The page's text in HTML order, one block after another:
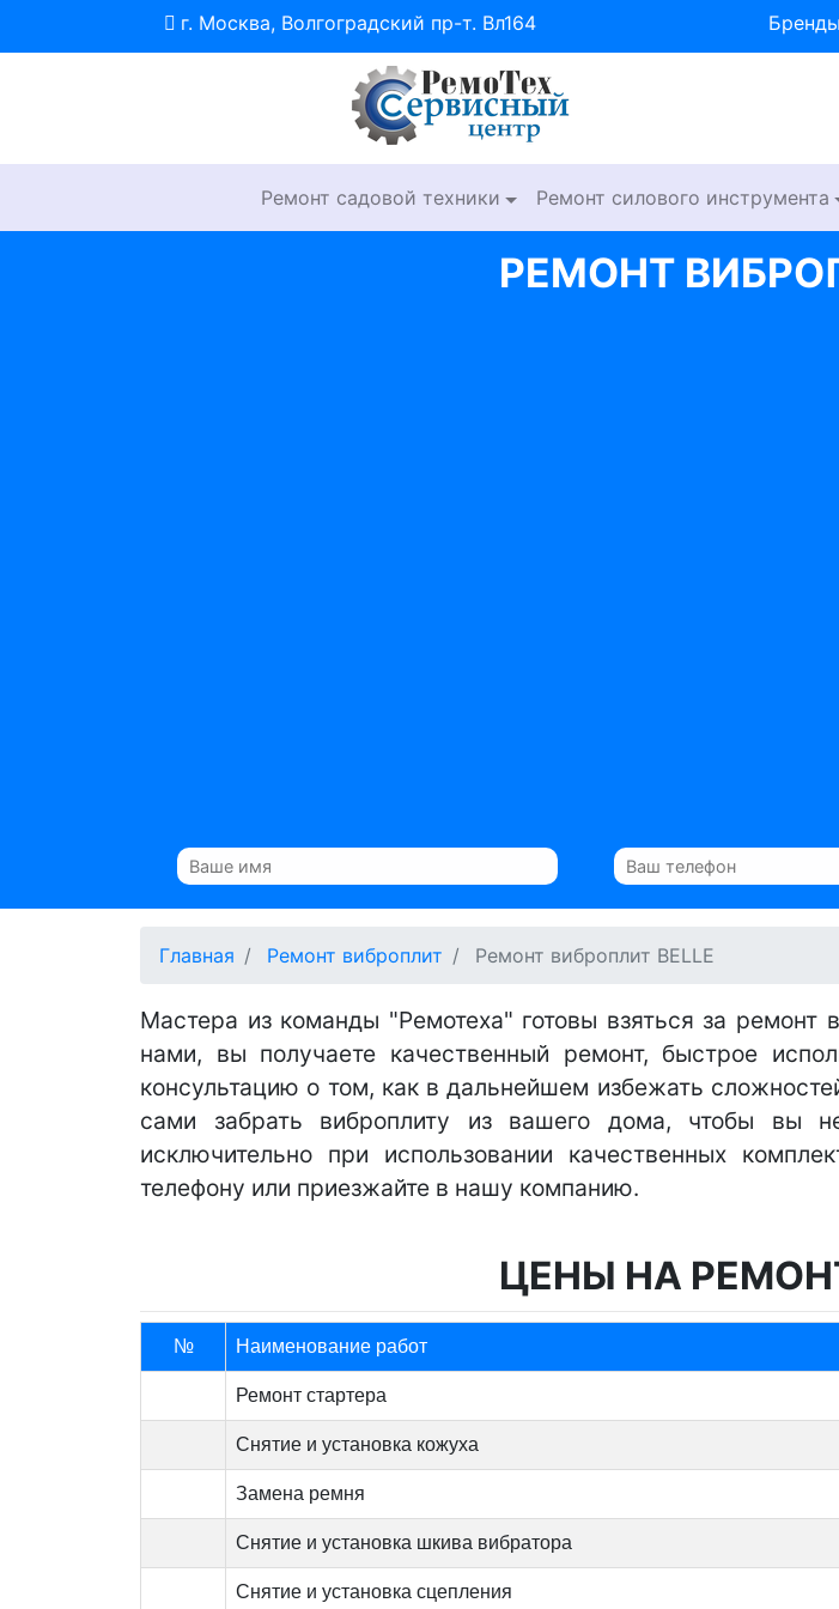
г. Москва, Волгоградский пр-т. Вл164 Бренды
Ремонт садовой техники Ремонт силового инструмента
РЕМОНТ
Главная Ремонт виброплит Ремонт виброплит BELLE
Мастера из команды "Ремотеха" готовы взяться за
нами, вы получаете качественный ремонт, быстрое
консультацию о том, как в дальнейшем избежать
сами забрать виброплиту из вашего дома, чтобы вы
исключительно при использовании качественных
телефону или приезжайте в нашу компанию.
ЦЕНЫ НА
№ Наименование работ
Ремонт стартера
Снятие и установка кожуха
Замена ремня
Снятие и установка шкива вибратора
Снятие и установка сцепления